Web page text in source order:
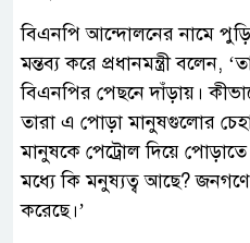
বিএনপি আন্দোলনের নামে
মন্তব্য করে প্রধানমন্ত্রী বলেন,
বিএনপির পেছনে দাঁড়ায়।
তারা এ পোড়া মানুষগুলোর
মানুষকে পেট্রোল দিয়ে
মধ্যে কি মনুষ্যত্ব আছে?
করেছে।’